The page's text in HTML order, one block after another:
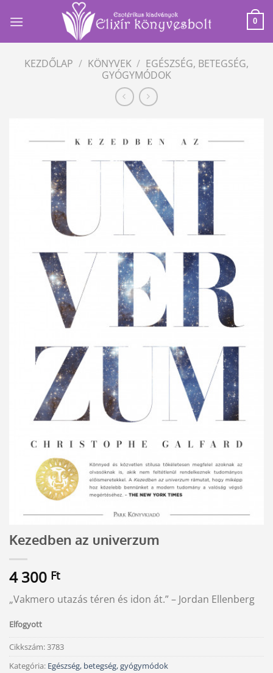
0
KEZDŐLAP / KÖNYVEK / EGÉSZSÉG, BETEGSÉG,
GYÓGYMÓDOK
Kezedben az univerzum
4 300 Ft
„Vakmero utazás téren és idon át.” – Jordan Ellenberg
Elfogyott
Cikkszám:3783
Kategória: Egészség, betegség, gyógymódok